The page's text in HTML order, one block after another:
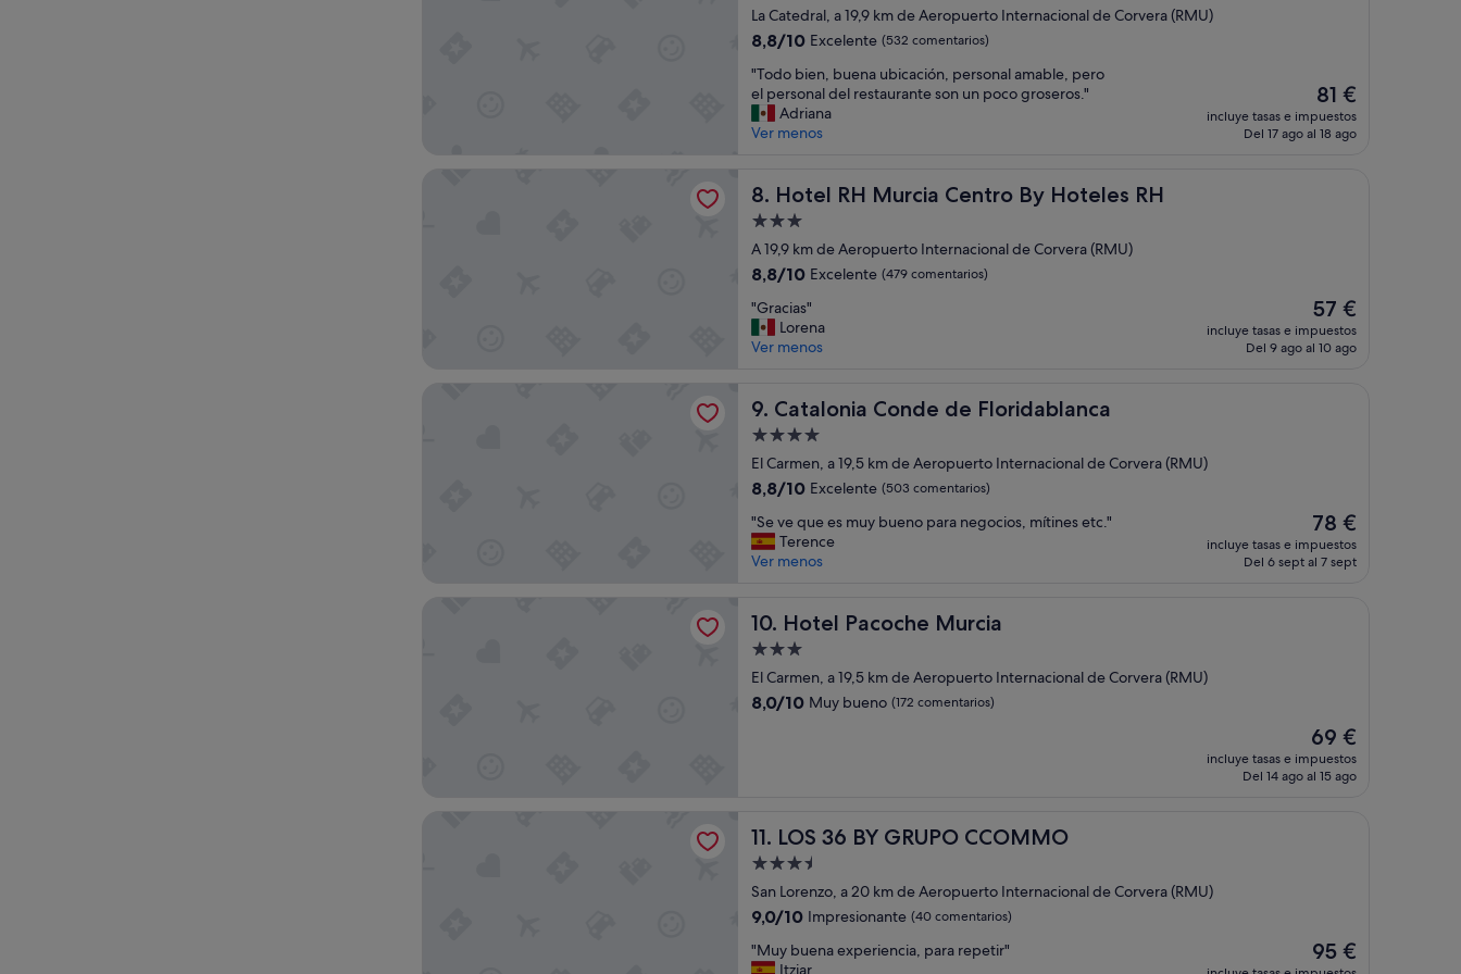
d
t
e
l
c
i
o
n
w
e
e
a
l
x
c
e
l
l
n
t
"
n
"
de
4.0 estrellas
La Catedral, a 19,9 km de Aeropuerto Internacional de Corvera (RMU)
8.8
10,
Excelente,
(532 comentarios)
8,8/10 Excelente (532 comentarios)
"
T
o
d
i
n
,
b
e
a
i
a
c
i
n
,
p
s
o
n
a
l
,
p
e
r
o
l
"Todo bien, buena ubicación, personal amable, pero
el personal del restaurante son un poco groseros."
Adriana
Ver menos
El
precio
actual
81 €
incluye tasas e impuestos
Del 17 ago al 18 ago
8. Hotel RH Murcia Centro By Hoteles RH
Hotel RH Murcia Centro By Hoteles RH
Alojamiento
de
3.0 estrellas
A 19,9 km de Aeropuerto Internacional de Corvera (RMU)
8.8
10,
Excelente,
(479 comentarios)
8,8/10 Excelente (479 comentarios)
"
G
r
i
s
"
"Gracias"
Lorena
Ver menos
El
precio
actual
57 €
incluye tasas e impuestos
Del 9 ago al 10 ago
9. Catalonia Conde de Floridablanca
Catalonia Conde de Floridablanca
Alojamiento
de
4.0 estrellas
El Carmen, a 19,5 km de Aeropuerto Internacional de Corvera (RMU)
8.8
10,
Excelente,
(503 comentarios)
8,8/10 Excelente (503 comentarios)
"
S
e
q
e
e
s
n
p
a
r
n
"Se ve que es muy bueno para negocios, mítines etc."
Terence
Ver menos
El
precio
actual
78 €
incluye tasas e impuestos
Del 6 sept al 7 sept
10. Hotel Pacoche Murcia
Hotel Pacoche Murcia
Alojamiento
de
3.0 estrellas
El Carmen, a 19,5 km de Aeropuerto Internacional de Corvera (RMU)
8.0
8,0/10 Muy bueno (172 comentarios)
El
precio
actual
69 €
incluye tasas e impuestos
Del 14 ago al 15 ago
11. LOS 36 BY GRUPO CCOMMO
LOS 36 BY GRUPO CCOMMO
Alojamiento
de
3.5 estrellas
San Lorenzo, a 20 km de Aeropuerto Internacional de Corvera (RMU)
9.0
10,
9,0/10 Impresionante (40 comentarios)
"
M
"Muy buena experiencia, para repetir"
Itziar
El
precio
95 €